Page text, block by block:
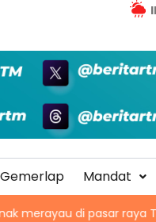
Gemerlap Mandat
raya Terengganu